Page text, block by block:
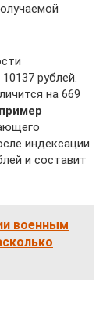
рублей.
на 669
индексации
и составит
военным